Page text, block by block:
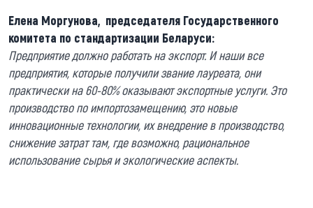
Елена Моргунова, председателя Государственного
комитета по стандартизации Беларуси:
Предприятие должно работать на экспорт. И наши все
предприятия, которые получили звание лауреата, они
практически на 60-80% оказывают экспортные услуги. Это
производство по импортозамещению, это новые
инновационные технологии, их внедрение в производство,
снижение затрат там, где возможно, рациональное
использование сырья и экологические аспекты.